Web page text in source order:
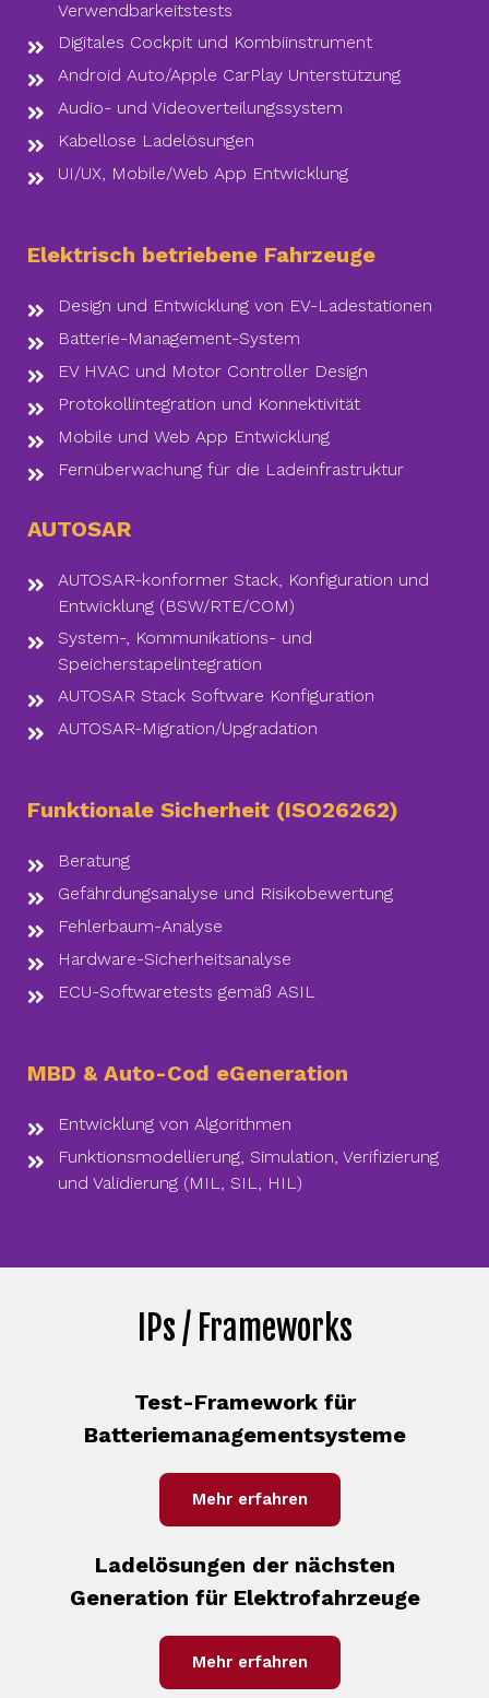
Verwendbarkeitstests
Digitales Cockpit und Kombiinstrument
Android Auto/Apple CarPlay Unterstützung
Audio- und Videoverteilungssystem
Kabellose Ladelösungen
UI/UX, Mobile/Web App Entwicklung
Elektrisch betriebene Fahrzeuge
Design und Entwicklung von EV-Ladestationen
Batterie-Management-System
EV HVAC und Motor Controller Design
Protokollintegration und Konnektivität
Mobile und Web App Entwicklung
Fernüberwachung für die Ladeinfrastruktur
AUTOSAR
AUTOSAR-konformer Stack, Konfiguration und
Entwicklung (BSW/RTE/COM)
System-, Kommunikations- und
Speicherstapelintegration
AUTOSAR Stack Software Konfiguration
AUTOSAR-Migration/Upgradation
Funktionale Sicherheit (ISO26262)
Beratung
Gefährdungsanalyse und Risikobewertung
Fehlerbaum-Analyse
Hardware-Sicherheitsanalyse
ECU-Softwaretests gemäß ASIL
MBD & Auto-Cod eGeneration
Entwicklung von Algorithmen
Funktionsmodellierung, Simulation, Verifizierung
und Validierung (MIL, SIL, HIL)
IPs / Frameworks
Test-Framework für
Batteriemanagementsysteme
Mehr erfahren
Ladelösungen der nächsten
Generation für Elektrofahrzeuge
Mehr erfahren